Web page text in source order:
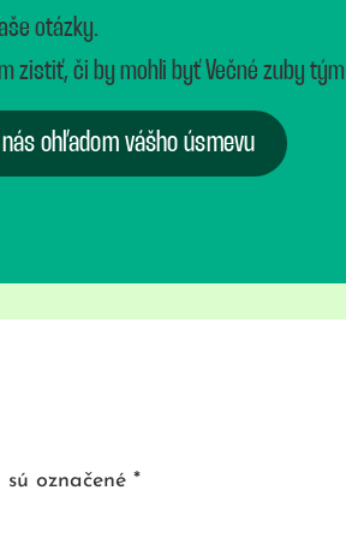
otázky.
zistiť, či by mohli byť Večné zuby
ohľadom vášho úsmevu
označené *